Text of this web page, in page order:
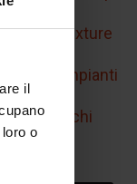
il
o
Retini e texture
Simboli impianti
Sport/giochi